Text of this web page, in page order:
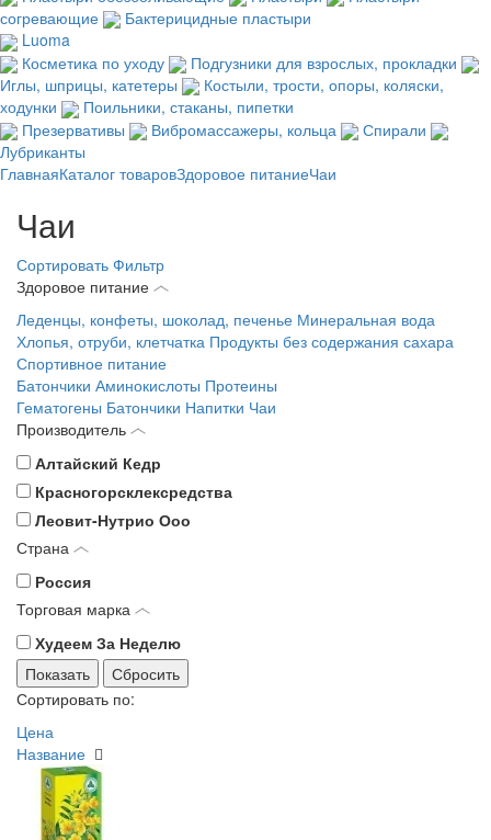
согревающие
Бактерицидные пластыри
Luoma
Косметика по уходу
Подгузники для взрослых, прокладки
Иглы, шприцы, катетеры
Костыли, трости, опоры, коляски,
ходунки
Поильники, стаканы, пипетки
Презервативы
Вибромассажеры, кольца
Спирали
Лубриканты
ГлавнаяКаталог товаровЗдоровое питаниеЧаи
Чаи
Сортировать Фильтр
Здоровое питание
Леденцы, конфеты, шоколад, печенье Минеральная вода
Хлопья, отруби, клетчатка Продукты без содержания сахара
Спортивное питание
Батончики Аминокислоты Протеины
Гематогены Батончики Напитки Чаи
Производитель
Алтайский Кедр
Красногорсклексредства
Леовит-Нутрио Ооо
Страна
Россия
Торговая марка
Худеем За Неделю
Сортировать по:
Цена
Название